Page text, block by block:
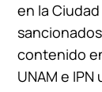
en la
contenido
UNAM e